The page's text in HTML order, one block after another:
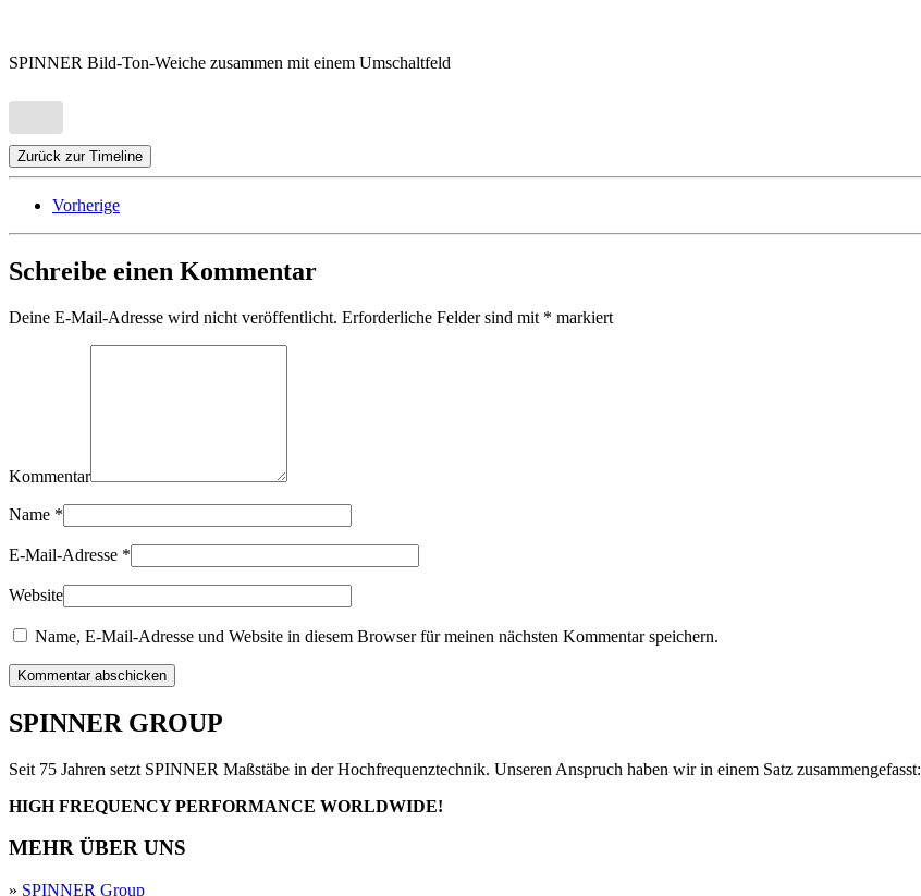
SPINNER Bild-Ton-Weiche zusammen mit einem Umschaltfeld
Zurück zur Timeline
Vorherige
Schreibe einen Kommentar
Deine E-Mail-Adresse wird nicht veröffentlicht. Erforderliche Felder sind mit * markiert
Kommentar
Name *
E-Mail-Adresse *
Website
Name, E-Mail-Adresse und Website in diesem Browser für meinen nächsten Kommentar speichern.
Kommentar abschicken
SPINNER GROUP
Seit 75 Jahren setzt SPINNER Maßstäbe in der Hochfrequenztechnik. Unseren Anspruch haben wir in einem Satz zusammengefasst:
HIGH FREQUENCY PERFORMANCE WORLDWIDE!
MEHR ÜBER UNS
» SPINNER Group